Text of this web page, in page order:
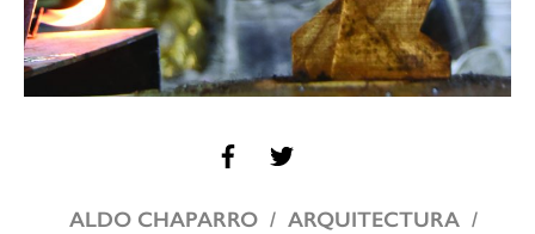
ALDO CHAPARRO
ARQUITECTURA